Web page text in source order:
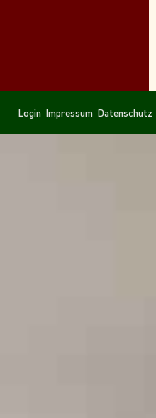
Navigation
überspringen
Login Impressum Datenschutz